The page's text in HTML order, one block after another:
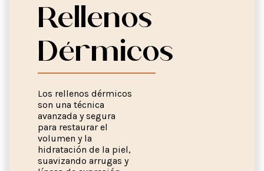
belleza, bienestar y
confianza en tu día a
Rellenos
Dérmicos
Los rellenos dérmicos
son una técnica
avanzada y segura
para restaurar el
volumen y la
hidratación de la piel,
suavizando arrugas y